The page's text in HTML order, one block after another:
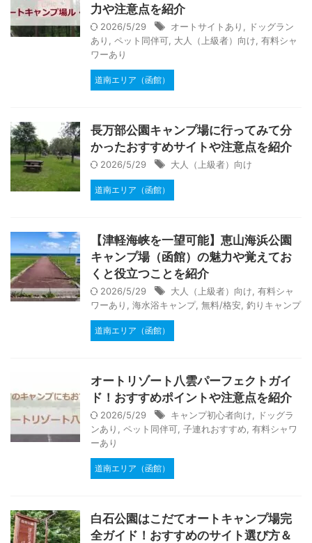
力や注意点を紹介
2026/5/29 オートサイトあり
ドッグラン
あり
ペット同伴可 大人（上級者）向け 有料シャ
ワーあり
道南エリア（函館）
長万部公園キャンプ場に行ってみて分
かったおすすめサイトや注意点を紹介
2026/5/29 大人（上級者）向け
道南エリア（函館）
【津軽海峡を一望可能】恵山海浜公園
キャンプ場（函館）の魅力や覚えてお
くと役立つことを紹介
2026/5/29 大人（上級者）向け 有料シャ
ワーあり
海水浴キャンプ, 無料/格安 釣りキャンプ
道南エリア（函館）
オートリゾート八雲パーフェクトガイ
ド！おすすめポイントや注意点を紹介
2026/5/29 キャンプ初心者向け
ドッグラ
ンあり
ペット同伴可 子連れおすすめ 有料シャワ
ーあり
道南エリア（函館）
白石公園はこだてオートキャンプ場完
全ガイド！おすすめのサイト選び方＆